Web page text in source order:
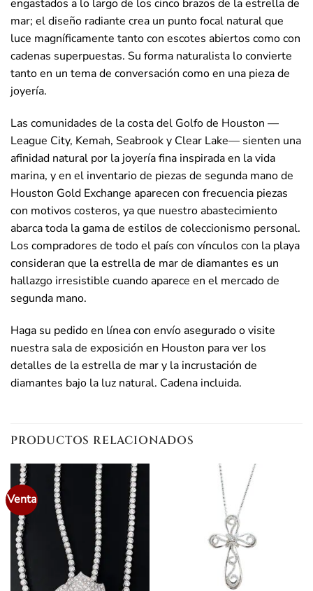
engastados a lo largo de los cinco brazos de la estrella de
mar; el diseño radiante crea un punto focal natural que
luce magníficamente tanto con escotes abiertos como con
cadenas superpuestas. Su forma naturalista lo convierte
tanto en un tema de conversación como en una pieza de
joyería.
Las comunidades de la costa del Golfo de Houston —
League City, Kemah, Seabrook y Clear Lake— sienten una
afinidad natural por la joyería fina inspirada en la vida
marina, y en el inventario de piezas de segunda mano de
Houston Gold Exchange aparecen con frecuencia piezas
con motivos costeros, ya que nuestro abastecimiento
abarca toda la gama de estilos de coleccionismo personal.
Los compradores de todo el país con vínculos con la playa
consideran que la estrella de mar de diamantes es un
hallazgo irresistible cuando aparece en el mercado de
segunda mano.
Haga su pedido en línea con envío asegurado o visite
nuestra sala de exposición en Houston para ver los
detalles de la estrella de mar y la incrustación de
diamantes bajo la luz natural. Cadena incluida.
PRODUCTOS RELACIONADOS
Venta